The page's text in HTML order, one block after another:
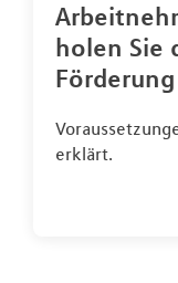
holen Sie
Förderung
erklärt.